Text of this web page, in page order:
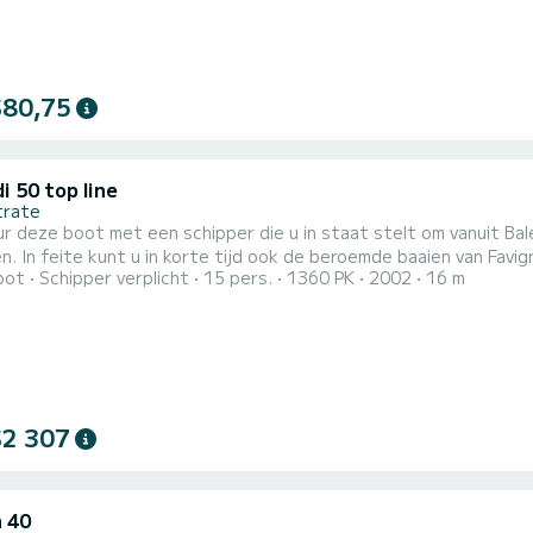
50 top line
deze boot met een schipper die u in staat stelt om vanuit
In feite kunt u in korte tijd ook de beroemde baaien van
Zingaro-reservaat en de prachtige Eolische eilanden.
Schipper verplicht 15 pers. 1360 PK 2002 16 m
307
40